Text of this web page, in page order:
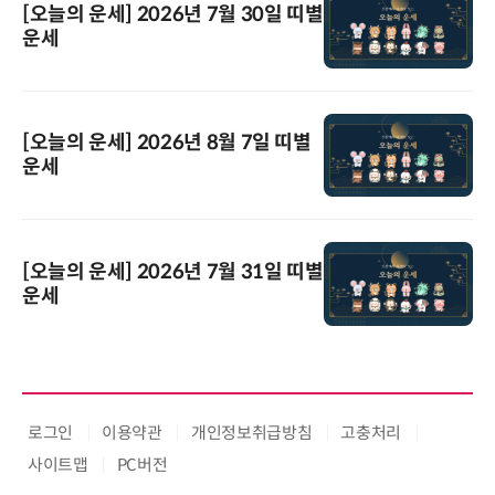
[오늘의 운세] 2026년 7월 30일 띠별
운세
[오늘의 운세] 2026년 8월 7일 띠별
운세
[오늘의 운세] 2026년 7월 31일 띠별
운세
로그인 이용약관 개인정보취급방침
고충처리
사이트맵
PC버전